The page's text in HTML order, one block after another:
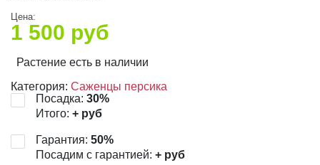
Цена:
1 500 руб
Растение есть в наличии
Категория: Саженцы персика
Посадка: 30%
Итого: + руб
Гарантия: 50%
Посадим с гарантией: + руб